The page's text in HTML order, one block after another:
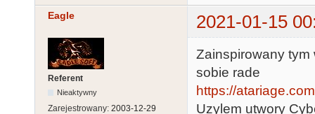
Eagle 2021-01-15
Referent
Nieaktywny
Zarejestrowany: 2003-12-29
Zainspirowany tym
sobie rade
https://
Uzylem utwory